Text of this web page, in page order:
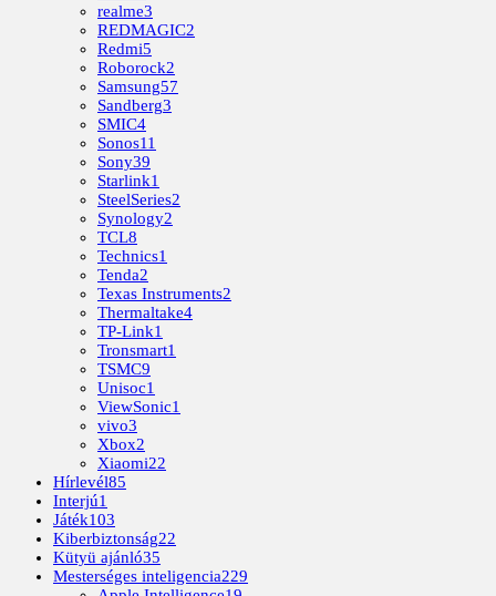
realme3
REDMAGIC2
Redmi5
Roborock2
Samsung57
Sandberg3
SMIC4
Sonos11
Sony39
Starlink1
SteelSeries2
Synology2
TCL8
Technics1
Tenda2
Texas Instruments2
Thermaltake4
TP-Link1
Tronsmart1
TSMC9
Unisoc1
ViewSonic1
vivo3
Xbox2
Xiaomi22
Hírlevél85
Interjú1
Játék103
Kiberbiztonság22
Kütyü ajánló35
Mesterséges inteligencia229